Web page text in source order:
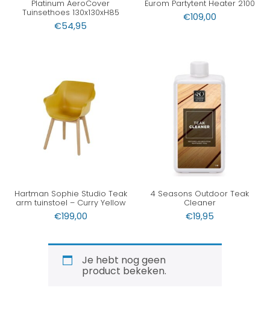
Platinum AeroCover
Tuinsethoes 130x130xH85
€54,95
Eurom Partytent Heater 2100
€109,00
Hartman Sophie Studio Teak
arm tuinstoel – Curry Yellow
€199,00
4 Seasons Outdoor Teak
Cleaner
€19,95
Je hebt nog geen
product bekeken.